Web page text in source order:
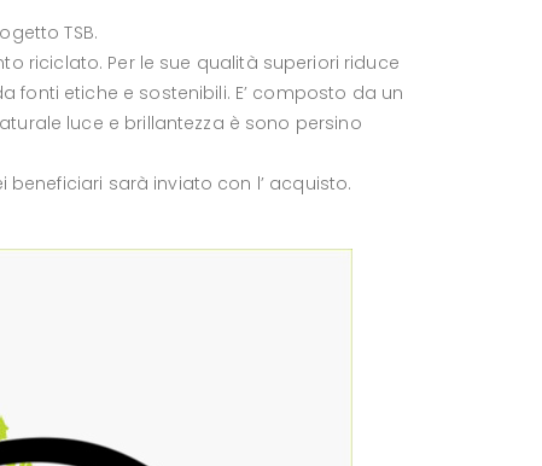
TSB.
riciclato. Per le sue qualità superiori riduce
fonti etiche e sostenibili. E’ composto da un
luce e brillantezza è sono persino
beneficiari sarà inviato con l’ acquisto.